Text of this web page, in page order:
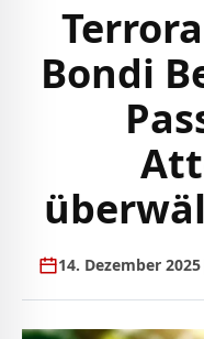
Bondi
14. Dezember 2025